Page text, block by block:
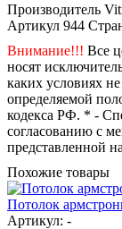
Производитель
Артикул 944
Внимание!!! Все
носят
каких условиях
определяемой
кодекса РФ. * -
согласованию с
представленной
Похожие товары
Потолок
Артикул: -